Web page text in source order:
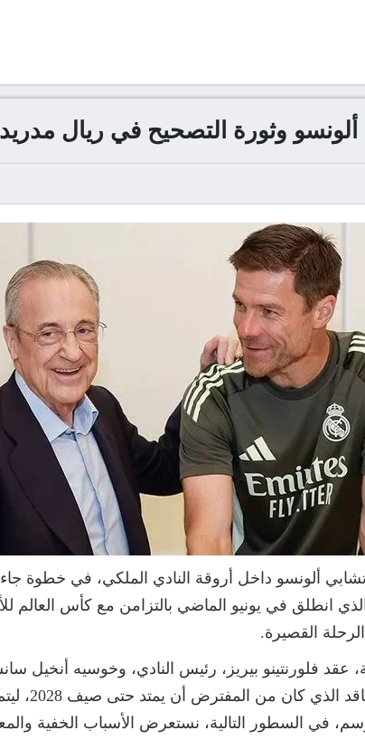
ألونسو وثورة التصحيح في ريال مدريد
ألونسو داخل أروقة النادي الملكي، في خطوة
انطلق في يونيو الماضي بالتزامن مع كأس العالم
القصيرة.
فلورنتينو بيريز، رئيس النادي، وخوسيه أنخيل
ألونسو، تم
في السطور التالية، نستعرض الأسباب الخفية